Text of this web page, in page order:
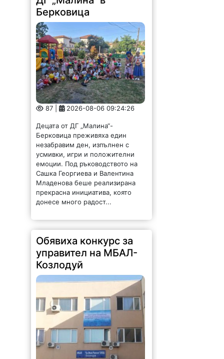
Берковица
87 | 2026-08-06 09:24:26
Децата от ДГ „Малина“-
Берковица преживяха един
незабравим ден, изпълнен с
усмивки, игри и положителни
емоции. Под ръководството на
Сашка Георгиева и Валентина
Младенова беше реализирана
прекрасна инициатива, която
донесе много радост...
Обявиха конкурс за
управител на МБАЛ-
Козлодуй